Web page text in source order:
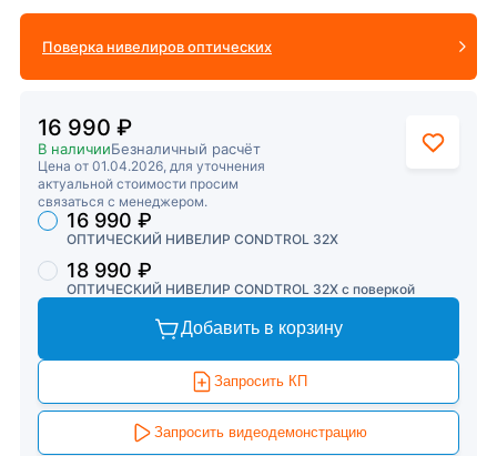
Поверка нивелиров оптических
16 990 ₽
В наличииБезналичный расчёт
Цена от 01.04.2026, для уточнения
актуальной стоимости просим
связаться с менеджером.
Торговые предложения
ОПТИЧЕСКИЙ НИВЕЛИР CONDTROL 32X
16 990 ₽
ОПТИЧЕСКИЙ НИВЕЛИР CONDTROL 32X с поверкой
18 990 ₽
Добавить в корзину
Запросить КП
Запросить видеодемонстрацию